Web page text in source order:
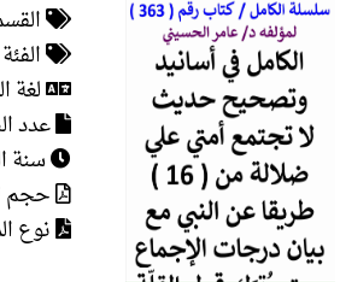
لغة
عدد
سنة
حجم
نوع